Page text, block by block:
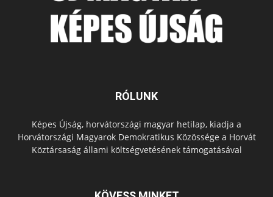
RÓLUNK
Képes Újság, horvátországi magyar hetilap, kiadja a
Horvátországi Magyarok Demokratikus Közössége a Horvát
Köztársaság állami költségvetésének támogatásával